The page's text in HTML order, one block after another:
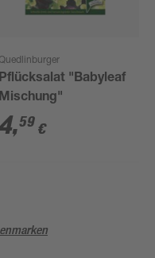
Pflücksalat "Babyleaf
Mischung"
,59 €